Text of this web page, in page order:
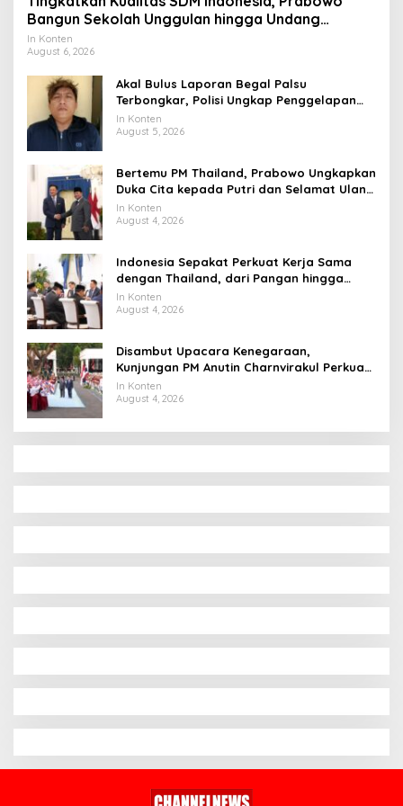
Bangun Sekolah Unggulan hingga Undang
Universitas Terbaik Dunia
In Konten
August 6, 2026
Akal Bulus Laporan Begal Palsu
Terbongkar, Polisi Ungkap Penggelapan
Uang Perusahaan untuk Crypto
In Konten
August 5, 2026
Bertemu PM Thailand, Prabowo Ungkapkan
Duka Cita kepada Putri dan Selamat Ulang
Tahun ke Raja Thailand
In Konten
August 4, 2026
Indonesia Sepakat Perkuat Kerja Sama
dengan Thailand, dari Pangan hingga
Ekonomi Digital
In Konten
August 4, 2026
Disambut Upacara Kenegaraan,
Kunjungan PM Anutin Charnvirakul Perkuat
Hubungan Indonesia-Thailand
In Konten
August 4, 2026